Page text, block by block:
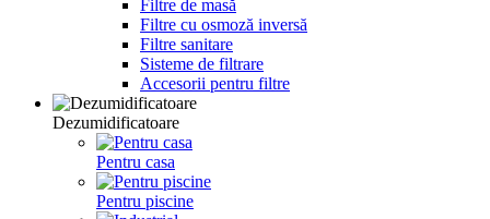
Filtre de masă
Filtre cu osmoză inversă
Filtre sanitare
Sisteme de filtrare
Accesorii pentru filtre
Dezumidificatoare
Pentru casa
Pentru piscine